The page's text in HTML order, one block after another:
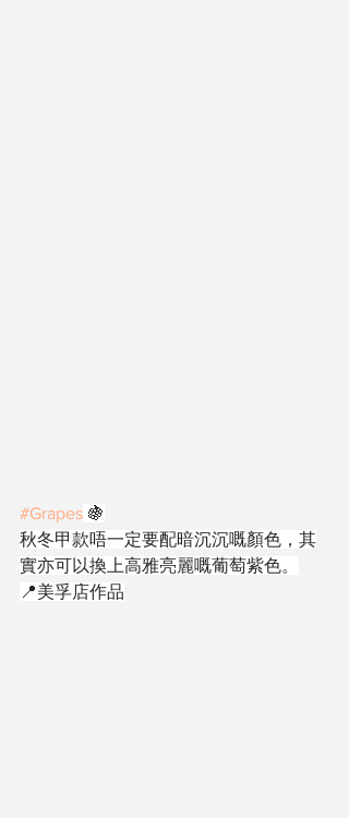
#Grapes 🍇
秋冬甲款唔一定要配暗沉沉嘅顏色，其
實亦可以換上高雅亮麗嘅葡萄紫色。
📍美孚店作品